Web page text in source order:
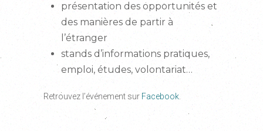
présentation des opportunités et
des manières de partir à
l’étranger
stands d’informations pratiques,
emploi, études, volontariat…
Retrouvez l’événement sur Facebook